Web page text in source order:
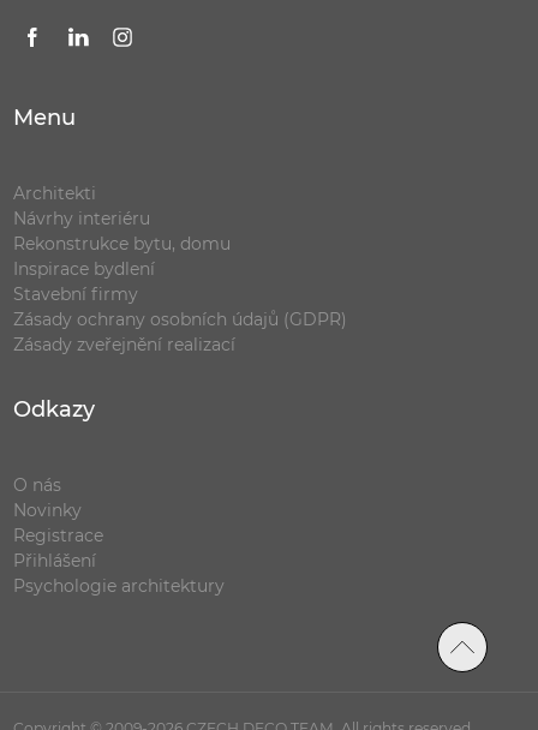
Menu
Architekti
Návrhy interiéru
Rekonstrukce bytu, domu
Inspirace bydlení
Stavební firmy
Zásady ochrany osobních údajů (GDPR)
Zásady zveřejnění realizací
Odkazy
O nás
Novinky
Registrace
Přihlášení
Psychologie architektury